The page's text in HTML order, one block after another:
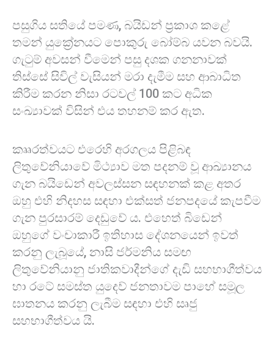
පසුගිය සතියේ පමණ, බයිඩන් ප්‍රකාශ කළේ
තමන් යුක්‍රේනයට පොකුරු බෝම්බ යවන බවයි.
ගැටුම් අවසන් වීමෙන් පසු දශක ගනනාවක්
තිස්සේ සිවිල් වැසියන් මරා දැමීම සහ ආබාධිත
කිරීම කරන නිසා රටවල් 100 කට අධික
සංඛ්‍යාවක් විසින් එය තහනම් කර ඇත.
කෲරත්වයට එරෙහි අරගලය පිළිබඳ
ලිතුවේනියාවේ මිථ්‍යාව මත පදනම් වූ ආඛ්‍යානය
ගැන බයිඩෙන් අවලස්සන සඳහනක් කළ අතර
ඔහු එහි නිදහස සඳහා එක්සත් ජනපදයේ කැපවීම
ගැන පුරසාරම් දෙඩුවේ ය. එහෙත් බිඩෙන්
ඔහුගේ වංචාකාරී ඉතිහාස දේශනයෙන් ඉවත්
කරනු ලැබූයේ, නාසි ජර්මනිය සමඟ
ලිතුවේනියානු ජාතිකවාදීන්ගේ දැඩි සහභාගීත්වය
හා රටේ සමස්ත යුදෙව් ජනතාවම පාහේ සමූල
ඝාතනය කරනු ලැබීම සඳහා එහි සෘජු
සහභාගීත්වය යි.